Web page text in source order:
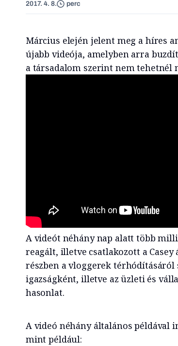
2017. 4. 8. perc
Március elején jelent meg a híres
újabb videója, amelyben arra
a társadalom szerint nem tehetnél
A videót néhány nap alatt több
reagált, illetve csatlakozott a
részben a vloggerek térhódításáról
igazságként, illetve az üzleti és
hasonlat.
A videó néhány általános példával
mint például: